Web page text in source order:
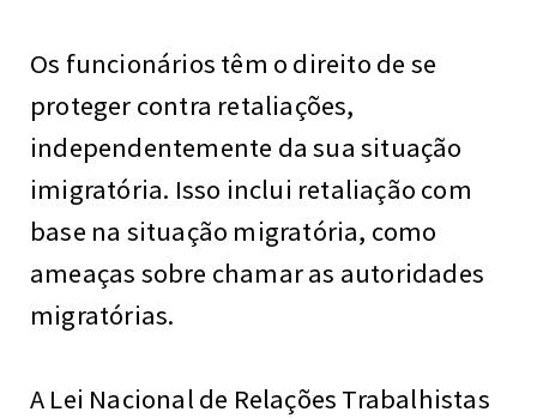
Os funcionários têm o direito de se
proteger contra retaliações,
independentemente da sua situação
imigratória. Isso inclui retaliação com
base na situação migratória, como
ameaças sobre chamar as autoridades
migratórias.
A Lei Nacional de Relações Trabalhistas